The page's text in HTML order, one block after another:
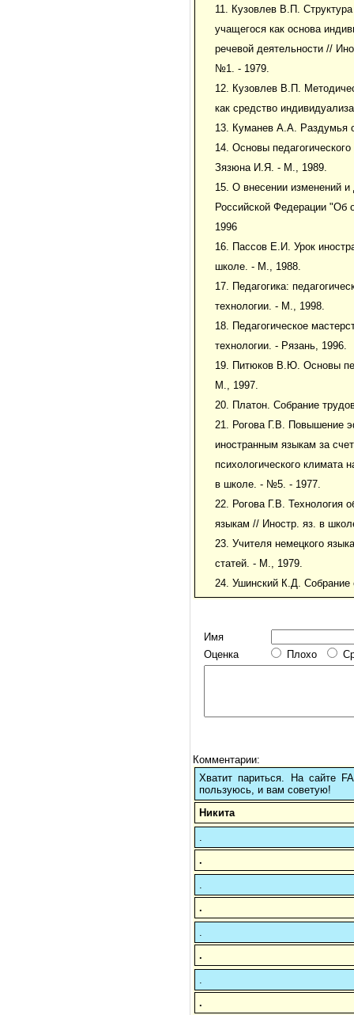
11. Кузовлев В.П.
учащегося как основа
речевой деятельности //
№1. - 1979.
12. Кузовлев В.П.
как средство
13. Куманев А.А.
14. Основы
Зязюна И.Я. - М., 1989.
15. О внесении изменений и
Российской Федерации "Об
1996
16. Пассов Е.И. Урок
школе. - М., 1988.
17. Педагогика:
технологии. - М., 1998.
18. Педагогическое
технологии. - Рязань, 1996.
19. Питюков В.Ю. Основы
М., 1997.
20. Платон. Собрание
21. Рогова Г.В. Повышение
иностранным языкам за
психологического климата
в школе. - №5. - 1977.
22. Рогова Г.В. Технология
языкам // Иностр. яз. в
23. Учителя немецкого
статей. - М., 1979.
24. Ушинский К.Д.
Имя
Оценка
Плохо
Комментарии:
Хватит париться. На сайте
пользуюсь, и вам советую!
Никита
.
.
.
.